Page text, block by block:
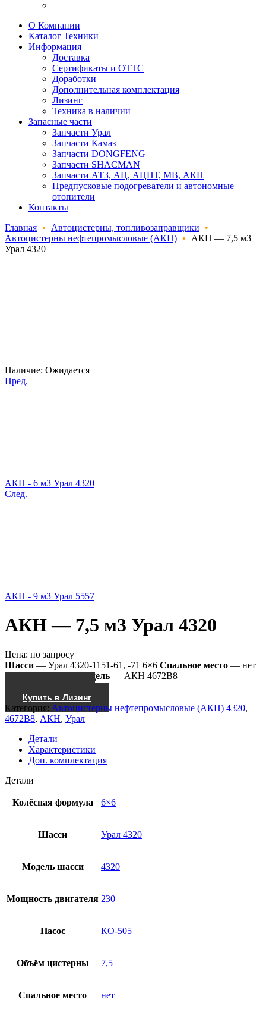
О Компании
Каталог Техники
Информация
Доставка
Сертификаты и ОТТС
Доработки
Дополнительная комплектация
Лизинг
Техника в наличии
Запасные части
Запчасти Урал
Запчасти Камаз
Запчасти DONGFENG
Запчасти SHACMAN
Запчасти АТЗ, АЦ, АЦПТ, МВ, АКН
Предпусковые подогреватели и автономные
отопители
Контакты
Главная • Автоцистерны, топливозаправщики
•
Автоцистерны нефтепромысловые (АКН) •
АКН — 7,5 м3
Урал 4320
Наличие: Ожидается
Пред.
АКН - 6 м3 Урал 4320
След.
АКН - 9 м3 Урал 5557
АКН — 7,5 м3 Урал 4320
Цена: по запросу
Шасси — Урал 4320-1151-61, -71 6×6 Спальное место — нет
Модель — АКН 4672В8
Купить в Лизинг
Категория: Автоцистерны нефтепромысловые (АКН) 4320,
4672В8, АКН, Урал
Детали
Характеристики
Доп. комплектация
Детали
Колёсная формула 6×6
Шасси Урал 4320
Модель шасси 4320
Мощность двигателя 230
Насос КО-505
Объём цистерны 7,5
Спальное место нет